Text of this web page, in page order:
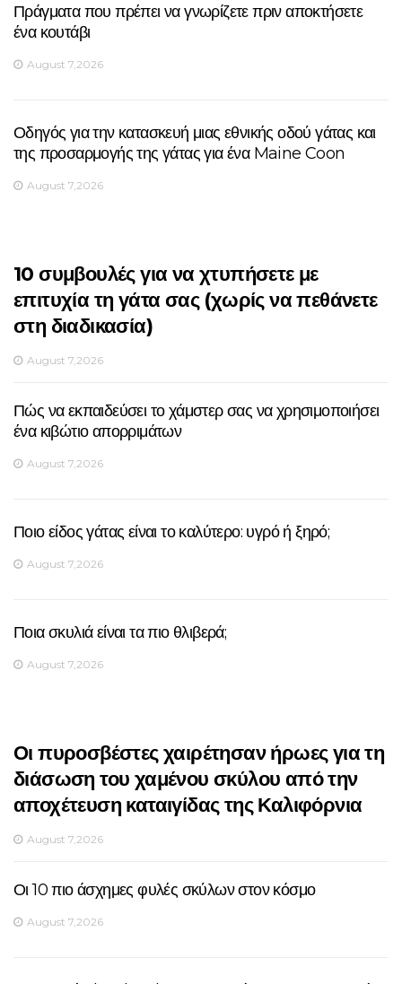
Πράγματα που πρέπει να γνωρίζετε πριν αποκτήσετε
ένα κουτάβι
August 7,2026
Οδηγός για την κατασκευή μιας εθνικής οδού γάτας και
της προσαρμογής της γάτας για ένα Maine Coon
August 7,2026
10 συμβουλές για να χτυπήσετε με
επιτυχία τη γάτα σας (χωρίς να πεθάνετε
στη διαδικασία)
August 7,2026
Πώς να εκπαιδεύσει το χάμστερ σας να χρησιμοποιήσει
ένα κιβώτιο απορριμάτων
August 7,2026
Ποιο είδος γάτας είναι το καλύτερο: υγρό ή ξηρό;
August 7,2026
Ποια σκυλιά είναι τα πιο θλιβερά;
August 7,2026
Οι πυροσβέστες χαιρέτησαν ήρωες για τη
διάσωση του χαμένου σκύλου από την
αποχέτευση καταιγίδας της Καλιφόρνια
August 7,2026
Οι 10 πιο άσχημες φυλές σκύλων στον κόσμο
August 7,2026